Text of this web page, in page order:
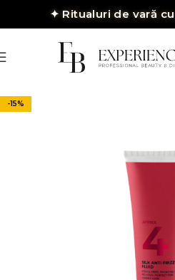
✦Ritualuri de vară cu
-15%